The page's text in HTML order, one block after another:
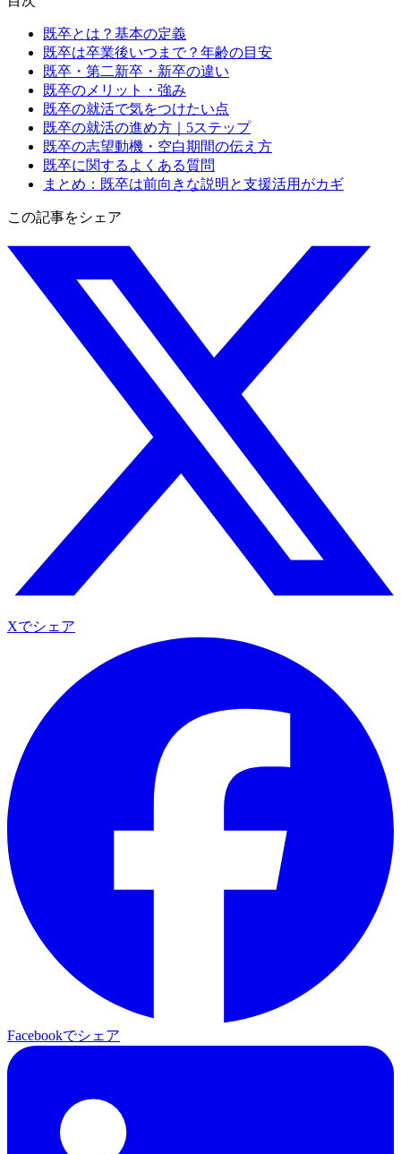
既卒とは？基本の定義
既卒は卒業後いつまで？年齢の目安
既卒・第二新卒・新卒の違い
既卒のメリット・強み
既卒の就活で気をつけたい点
既卒の就活の進め方｜5ステップ
既卒の志望動機・空白期間の伝え方
既卒に関するよくある質問
まとめ：既卒は前向きな説明と支援活用がカギ
この記事をシェア
Xでシェア
Facebookでシェア